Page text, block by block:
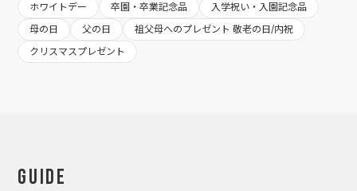
ホワイトデー
卒園・卒業記念品
入学祝い・入園記念品
母の日
父の日
祖父母へのプレゼント 敬老の日/内祝
クリスマスプレゼント
Guide